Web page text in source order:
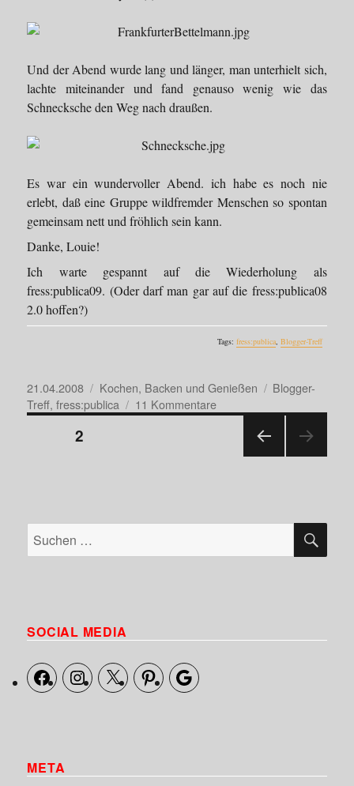
Und der Abend wurde lang und länger, man unterhielt sich,
lachte miteinander und fand genauso wenig wie das
Schnecksche den Weg nach draußen.
Es war ein wundervoller Abend. ich habe es noch nie
erlebt, daß eine Gruppe wildfremder Menschen so spontan
gemeinsam nett und fröhlich sein kann.
Danke, Louie!
Ich warte gespannt auf die Wiederholung als
fress:publica09. (Oder darf man gar auf die fress:publica08
2.0 hoffen?)
Tags:fress:publica,Blogger-Treff
Veröffentlicht
am
21.04.2008 Kategorien
Kochen, Backen und Genießen Schlagwörter
Blogger-
Treff,fress:publica 11 Kommentarezu
fress:publica08
Seitennummerierung
SEITE2
nach:
SOCIAL MEDIA
FacebookInstagram
X PinterestGoogle
META